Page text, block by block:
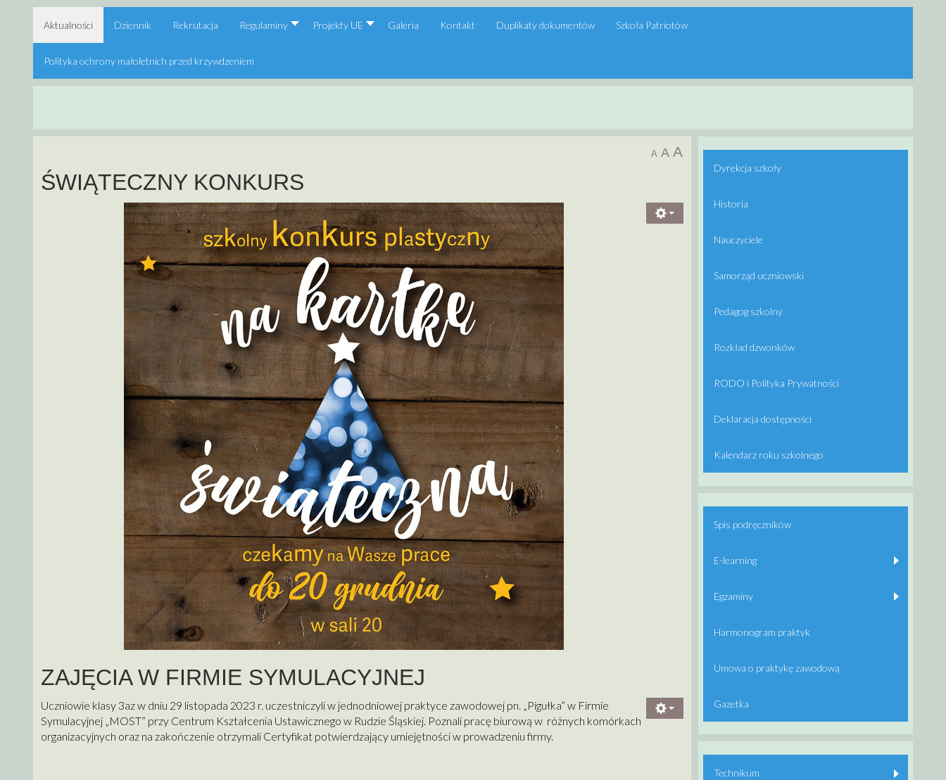
Aktualności Dziennik Rekrutacja Regulaminy Projekty UE Galeria Kontakt Duplikaty dokumentów Szkoła Patriotów
Polityka ochrony małoletnich przed krzywdzeniem
A A A
ŚWIĄTECZNY KONKURS
ZAJĘCIA W FIRMIE SYMULACYJNEJ
Uczniowie klasy 3az w dniu 29 listopada 2023 r. uczestniczyli w jednodniowej praktyce zawodowej pn. „Pigułka” w Firmie
Symulacyjnej „MOST” przy Centrum Kształcenia Ustawicznego w Rudzie Śląskiej. Poznali pracę biurową w różnych komórkach
organizacyjnych oraz na zakończenie otrzymali Certyfikat potwierdzający umiejętności w prowadzeniu firmy.
Dyrekcja szkoły
Historia
Nauczyciele
Samorząd uczniowski
Pedagog szkolny
Rozkład dzwonków
RODO i Polityka Prywatności
Deklaracja dostępności
Kalendarz roku szkolnego
Spis podręczników
E-learning
Egzaminy
Harmonogram praktyk
Umowa o praktykę zawodową
Gazetka
Technikum